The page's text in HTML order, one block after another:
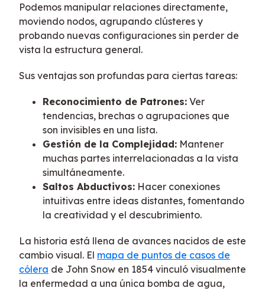
Podemos manipular relaciones directamente,
moviendo nodos, agrupando clústeres y
probando nuevas configuraciones sin perder de
vista la estructura general.
Sus ventajas son profundas para ciertas tareas:
Reconocimiento de Patrones: Ver
tendencias, brechas o agrupaciones que
son invisibles en una lista.
Gestión de la Complejidad: Mantener
muchas partes interrelacionadas a la vista
simultáneamente.
Saltos Abductivos: Hacer conexiones
intuitivas entre ideas distantes, fomentando
la creatividad y el descubrimiento.
La historia está llena de avances nacidos de este
cambio visual. El mapa de puntos de casos de
cólera de John Snow en 1854 vinculó visualmente
la enfermedad a una única bomba de agua,